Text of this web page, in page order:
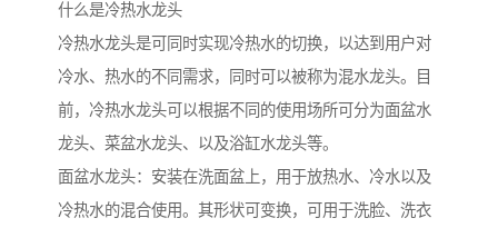
什么是冷热水龙头
冷热水龙头是可同时实现冷热水的切换，以达到用户对
冷水、热水的不同需求，同时可以被称为混水龙头。目
前，冷热水龙头可以根据不同的使用场所可分为面盆水
龙头、菜盆水龙头、以及浴缸水龙头等。
面盆水龙头：安装在洗面盆上，用于放热水、冷水以及
冷热水的混合使用。其形状可变换，可用于洗脸、洗衣